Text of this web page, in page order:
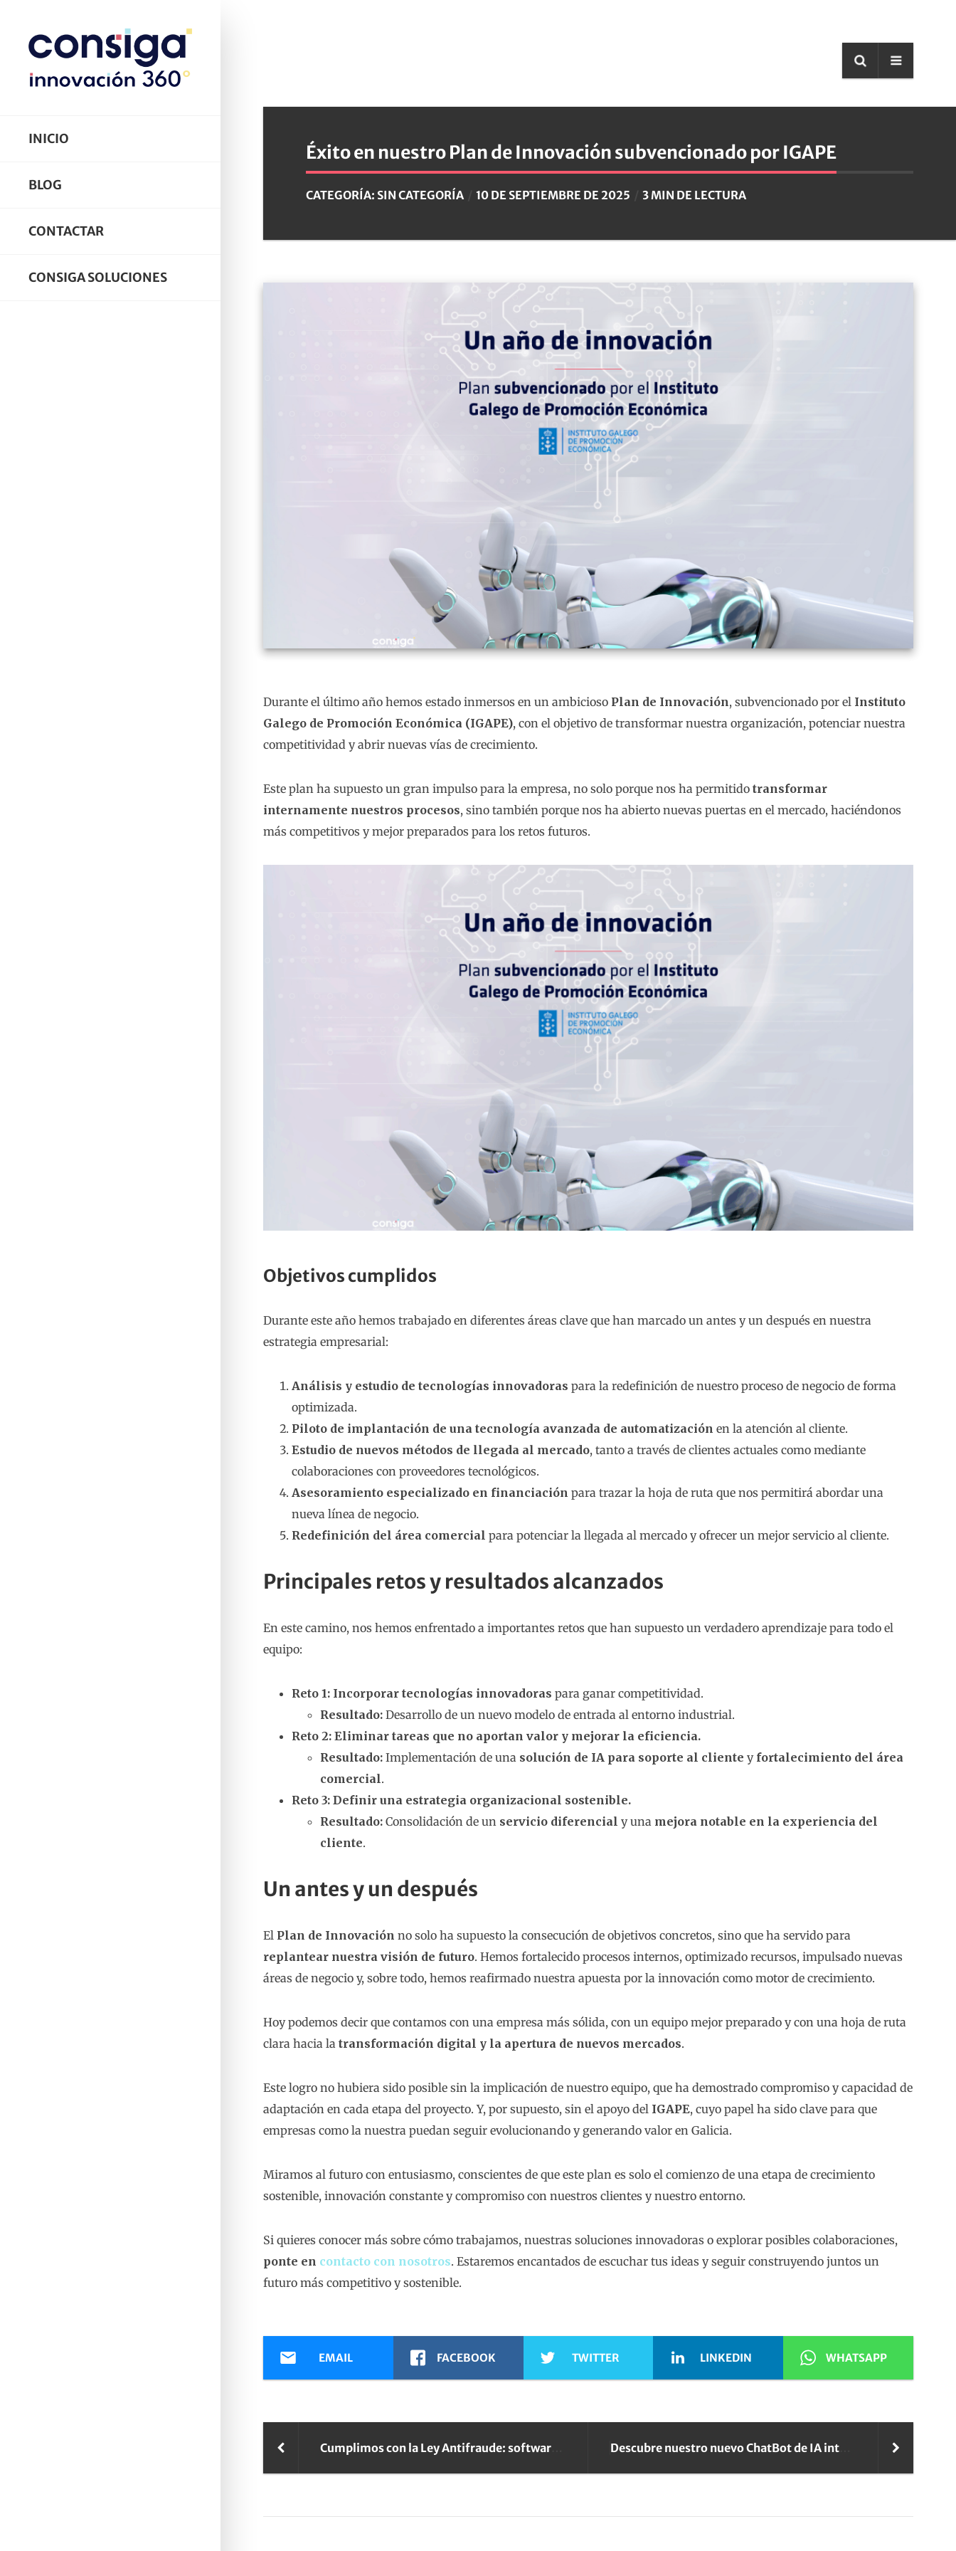
INICIO
BLOG
CONTACTAR
CONSIGA SOLUCIONES
Éxito en nuestro Plan de Innovación subvencionado por IGAPE
CATEGORÍA: SIN CATEGORÍA 10 DE SEPTIEMBRE DE 2025 3 MIN DE LECTURA
Durante el último año hemos estado inmersos en un ambicioso Plan de Innovación, subvencionado por el Instituto
Galego de Promoción Económica (IGAPE), con el objetivo de transformar nuestra organización, potenciar nuestra
competitividad y abrir nuevas vías de crecimiento.
Este plan ha supuesto un gran impulso para la empresa, no solo porque nos ha permitido transformar
internamente nuestros procesos, sino también porque nos ha abierto nuevas puertas en el mercado, haciéndonos
más competitivos y mejor preparados para los retos futuros.
Objetivos cumplidos
Durante este año hemos trabajado en diferentes áreas clave que han marcado un antes y un después en nuestra
estrategia empresarial:
Análisis y estudio de tecnologías innovadoras para la redefinición de nuestro proceso de negocio de forma
optimizada.
Piloto de implantación de una tecnología avanzada de automatización en la atención al cliente.
Estudio de nuevos métodos de llegada al mercado, tanto a través de clientes actuales como mediante
colaboraciones con proveedores tecnológicos.
Asesoramiento especializado en financiación para trazar la hoja de ruta que nos permitirá abordar una
nueva línea de negocio.
Redefinición del área comercial para potenciar la llegada al mercado y ofrecer un mejor servicio al cliente.
Principales retos y resultados alcanzados
En este camino, nos hemos enfrentado a importantes retos que han supuesto un verdadero aprendizaje para todo el
equipo:
Reto 1: Incorporar tecnologías innovadoras para ganar competitividad.
Resultado: Desarrollo de un nuevo modelo de entrada al entorno industrial.
Reto 2: Eliminar tareas que no aportan valor y mejorar la eficiencia.
Resultado: Implementación de una solución de IA para soporte al cliente y fortalecimiento del área
comercial.
Reto 3: Definir una estrategia organizacional sostenible.
Resultado: Consolidación de un servicio diferencial y una mejora notable en la experiencia del
cliente.
Un antes y un después
El Plan de Innovación no solo ha supuesto la consecución de objetivos concretos, sino que ha servido para
replantear nuestra visión de futuro. Hemos fortalecido procesos internos, optimizado recursos, impulsado nuevas
áreas de negocio y, sobre todo, hemos reafirmado nuestra apuesta por la innovación como motor de crecimiento.
Hoy podemos decir que contamos con una empresa más sólida, con un equipo mejor preparado y con una hoja de ruta
clara hacia la transformación digital y la apertura de nuevos mercados.
Este logro no hubiera sido posible sin la implicación de nuestro equipo, que ha demostrado compromiso y capacidad de
adaptación en cada etapa del proyecto. Y, por supuesto, sin el apoyo del IGAPE, cuyo papel ha sido clave para que
empresas como la nuestra puedan seguir evolucionando y generando valor en Galicia.
Miramos al futuro con entusiasmo, conscientes de que este plan es solo el comienzo de una etapa de crecimiento
sostenible, innovación constante y compromiso con nuestros clientes y nuestro entorno.
Si quieres conocer más sobre cómo trabajamos, nuestras soluciones innovadoras o explorar posibles colaboraciones,
ponte en contacto con nosotros. Estaremos encantados de escuchar tus ideas y seguir construyendo juntos un
futuro más competitivo y sostenible.
EMAIL FACEBOOK TWITTER LINKEDIN WHATSAPP